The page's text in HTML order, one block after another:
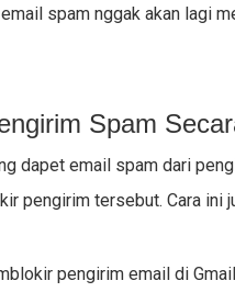
spam nggak akan lagi
Spam
dapet email spam dari
pengirim tersebut. Cara ini
pengirim email di